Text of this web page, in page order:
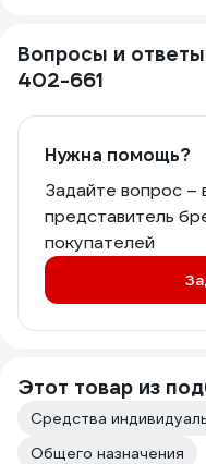
Вопросы и
402-661
Нужна помощь?
Задайте вопрос –
представитель
покупателей
Этот товар из
Средства
Общего назначения